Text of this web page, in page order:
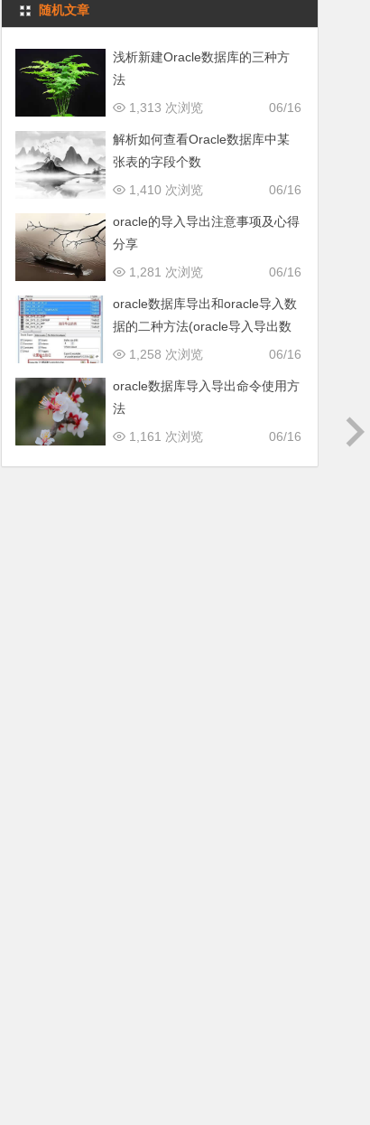
随机文章
浅析新建Oracle数据库的三种方
法
06/16
1,313 次浏览
解析如何查看Oracle数据库中某
张表的字段个数
06/16
1,410 次浏览
oracle的导入导出注意事项及心得
分享
06/16
1,281 次浏览
oracle数据库导出和oracle导入数
据的二种方法(oracle导入导出数
据)
06/16
1,258 次浏览
oracle数据库导入导出命令使用方
法
06/16
1,161 次浏览